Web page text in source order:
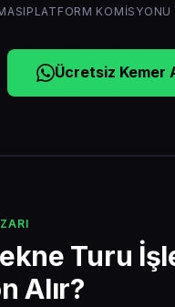
PLATFORM KOMISYONU
Ücretsiz Kemer
Turu
Alır?